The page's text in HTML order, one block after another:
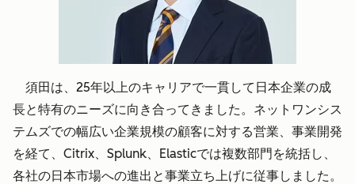
須田は、25年以上のキャリアで一貫して日本企業の成
長と特有のニーズに向き合ってきました。ネットワンシス
テムズでの幅広い企業規模の顧客に対する営業、事業開発
を経て、Citrix、Splunk、Elasticでは複数部門を統括し、
各社の日本市場への進出と事業立ち上げに従事しました。